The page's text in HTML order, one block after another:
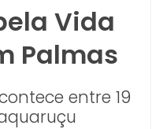
Vida
Palmas
entre 19